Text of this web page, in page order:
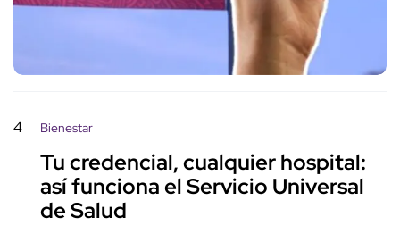
4 Bienestar
Tu credencial, cualquier hospital:
así funciona el Servicio Universal
de Salud